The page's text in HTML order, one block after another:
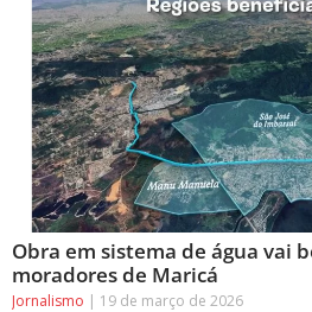
Obra em sistema de água vai
moradores de Maricá
Jornalismo 19 de março de 2026